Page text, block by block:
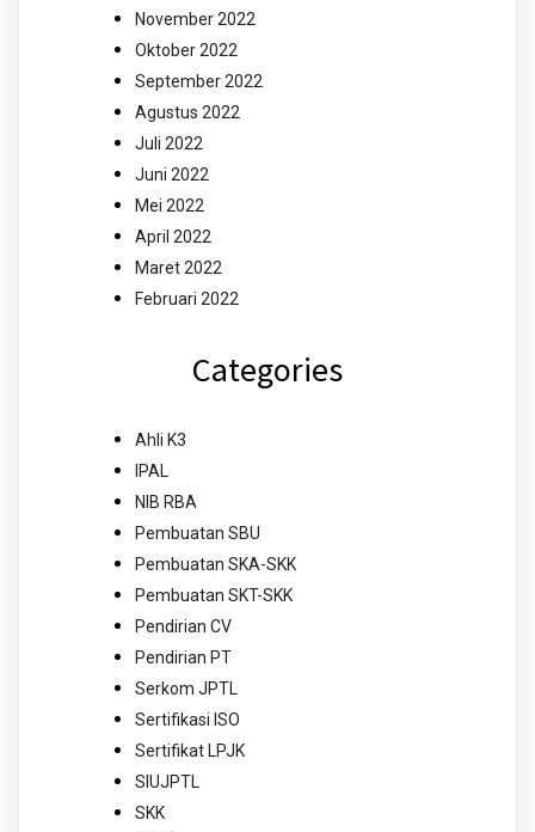
November 2022
Oktober 2022
September 2022
Agustus 2022
Juli 2022
Juni 2022
Mei 2022
April 2022
Maret 2022
Februari 2022
Categories
Ahli K3
IPAL
NIB RBA
Pembuatan SBU
Pembuatan SKA-SKK
Pembuatan SKT-SKK
Pendirian CV
Pendirian PT
Serkom JPTL
Sertifikasi ISO
Sertifikat LPJK
SIUJPTL
SKK